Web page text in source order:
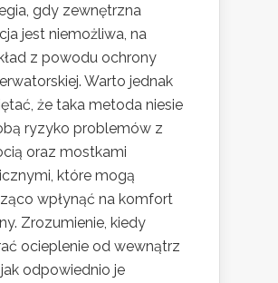
gdy zewnętrzna
jest niemożliwa, na
z powodu ochrony
Warto jednak
że taka metoda niesie
ryzyko problemów z
oraz mostkami
które mogą
wpłynąć na komfort
Zrozumienie, kiedy
ocieplenie od wewnątrz
odpowiednio je